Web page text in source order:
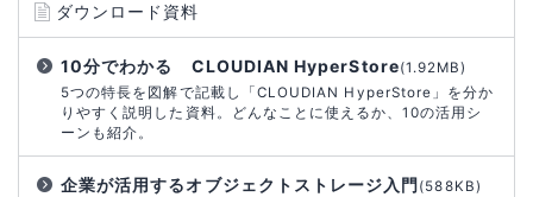
ダウンロード資料
10分でわかる CLOUDIAN HyperStore(1.92MB)
5つの特長を図解で記載し「CLOUDIAN HyperStore」を分か
りやすく説明した資料。どんなことに使えるか、10の活用シ
ーンも紹介。
企業が活用するオブジェクトストレージ入門 (588KB)